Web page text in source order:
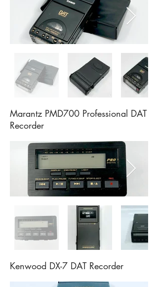
Marantz PMD700 Professional DAT
Recorder
Kenwood DX-7 DAT Recorder